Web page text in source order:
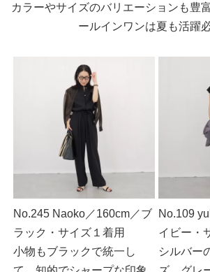
カラーやサイズのバリエーションも豊
ールインワンは夏も活躍
No.245 Naoko／160cm／ブ
ラック・サイズ１着用
小物もブラックで統一し
No.109
イビー・
シルバー